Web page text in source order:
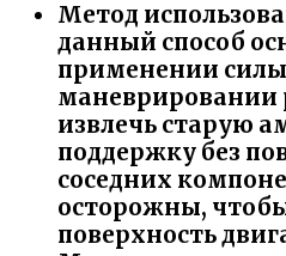
Метод
данный способ
применении
маневрировании
извлечь старую
поддержку без
соседних
осторожны,
поверхность